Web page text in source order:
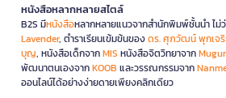
หนังสือหลากหลายสไตล์
B2S มีหนังสือหลากหลายแนวจากสำนักพิมพ์ชั้นนำ ไม่
Lavender, ตำราเรียนเข้มข้นของดร. ศุภวัฒน์ พุกเจ
บุญ, หนังสือเด็กจากMIS หนังสือจิตวิทยาจาก
พัฒนาตนเองจากKOOB และวรรณกรรมจาก
ออนไลน์ได้อย่างง่ายดายเพียงคลิกเดียว